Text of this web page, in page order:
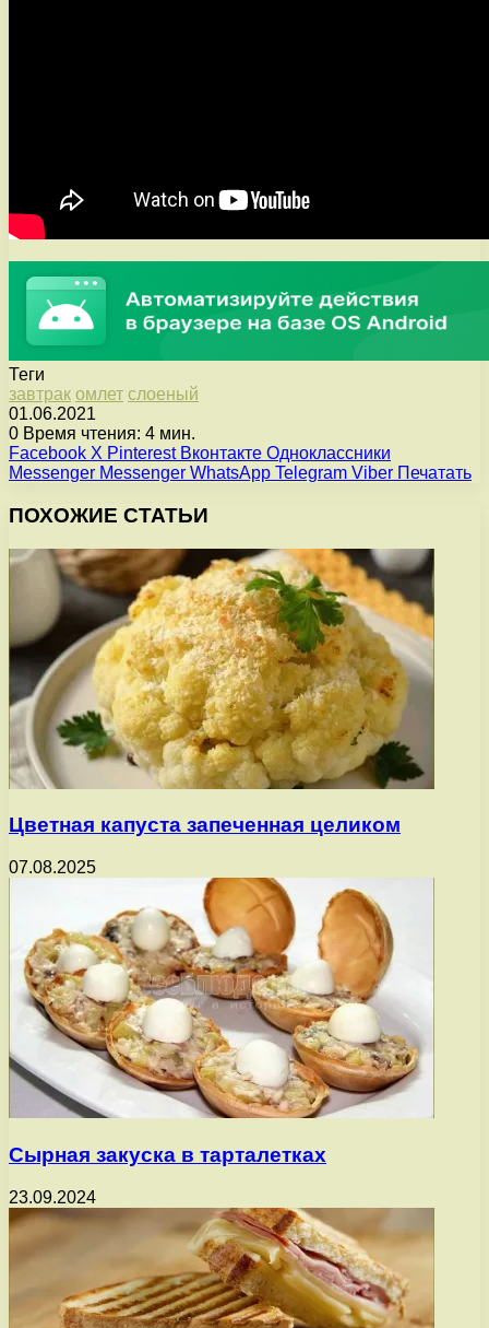
Теги
завтрак омлет слоеный
01.06.2021
0 Время чтения: 4 мин.
Facebook X Pinterest Вконтакте Одноклассники
Messenger Messenger WhatsApp Telegram Viber Печатать
ПОХОЖИЕ СТАТЬИ
Цветная капуста запеченная целиком
07.08.2025
Сырная закуска в тарталетках
23.09.2024